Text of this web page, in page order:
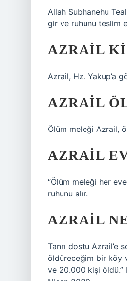
Allah Subhanehu
gir ve ruhunu teslim
AZRAIL
Azrail, Hz. Yakup’a
AZRAIL
Ölüm meleği Azrail,
AZRAIL
“Ölüm meleği her
ruhunu alır.
AZRAIL
Tanrı dostu Azrail’e
öldüreceğim bir köy
ve 20.000 kişi öldü.”